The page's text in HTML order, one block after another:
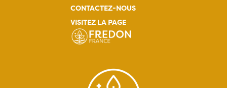
CONTACTEZ-NOUS
VISITEZ LA PAGE